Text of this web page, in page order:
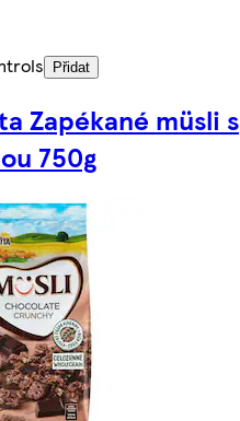
Přidat
Zapékané müsli s
750g